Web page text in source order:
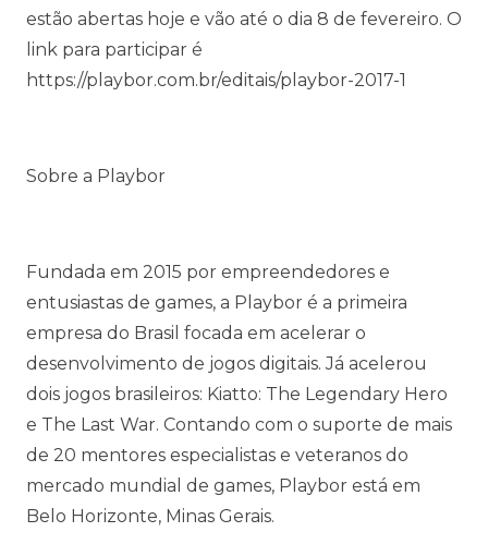
estão abertas hoje e vão até o dia 8 de fevereiro. O
link para participar é
https://playbor.com.br/editais/playbor-2017-1
Sobre a Playbor
Fundada em 2015 por empreendedores e
entusiastas de games, a Playbor é a primeira
empresa do Brasil focada em acelerar o
desenvolvimento de jogos digitais. Já acelerou
dois jogos brasileiros: Kiatto: The Legendary Hero
e The Last War. Contando com o suporte de mais
de 20 mentores especialistas e veteranos do
mercado mundial de games, Playbor está em
Belo Horizonte, Minas Gerais.